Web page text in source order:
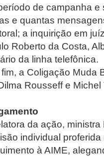
de campanha
e quantas
a inquirição em
Roberto da Costa,
da linha telefônica.
fim, a Coligação Muda
Rousseff e Michel
da ação,
individual
à AIME,